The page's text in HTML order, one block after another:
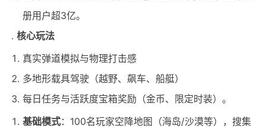
册用户超3亿。
核心玩法
真实弹道模拟与物理打击感
多地形载具驾驶（越野、飙车、船艇）
每日任务与活跃度宝箱奖励（金币、限定时装）。
基础模式：100名玩家空降地图（海岛/沙漠等），搜集